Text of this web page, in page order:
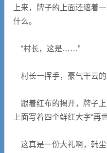
上来，牌子的上面还遮着
什么。
“村长，这是……”
村长一挥手，豪气干云的
跟着红布的揭开，牌子
上面写着四个鲜红大字“再
这真是一份大礼啊，韩